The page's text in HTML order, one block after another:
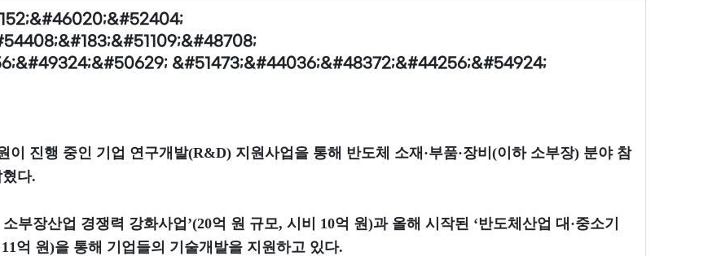
진행 중인 기업 연구개발(R&D) 지원사업을 통해 반도체 소재·부품·장비(이하 소부장) 분야 참
다.
부장산업 경쟁력 강화사업’(20억 원 규모, 시비 10억 원)과 올해 시작된 ‘반도체산업 대·중소기
억 원)을 통해 기업들의 기술개발을 지원하고 있다.